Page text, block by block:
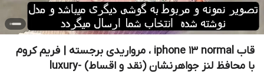
قاب iphone 13 normal ، مرواریدی برجسته | فریم کروم
با محافظ لنز جواهرنشان (نقد و اقساط) luxury-